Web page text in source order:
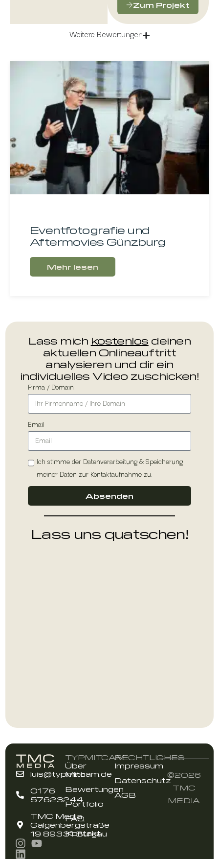
Zum Projekt
Weitere Bewertungen
Eventfotografie und
Aftermovies Günzburg
Mehr lesen
Lass mich kostenlos deinen
aktuellen Onlineauftritt
analysieren und dir ein
individuelles Video zuschicken!
Firma / Domain
Email
Ich stimme der Datenverarbeitung & Speicherung
meiner Daten zur Kontaktaufnahme zu.
Absenden
Lass uns quatschen!
luis@typmitcam.de
0176
57623244
TMC Media
Galgenbergstraße
19 89331 Burgau
TYPMITCAM
Über
Mich
Bewertungen
Portfolio
FAQ
Kontakt
RECHTLICHES
Impressum
Datenschutz
AGB
©2026
TMC
MEDIA